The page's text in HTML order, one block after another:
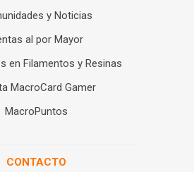
y Noticias
al por Mayor
en Filamentos y Resinas
MacroCard Gamer
MacroPuntos
CONTACTO